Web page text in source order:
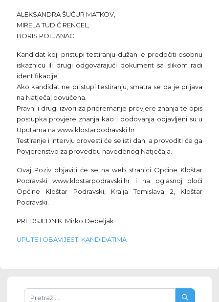
ALEKSANDRA ŠUĆUR MATKOV,
MIRELA TUDIĆ RENGEL,
BORIS POLJANAC.
Kandidat koji pristupi testiranju dužan je predočiti osobnu
iskaznicu ili drugi odgovarajući dokument sa slikom radi
identifikacije.
Ako kandidat ne pristupi testiranju, smatra se da je prijava
na Natječaj povučena.
Pravni i drugi izvori za pripremanje provjere znanja te opis
postupka provjere znanja kao i bodovanja objavljeni su u
Uputama na www.klostarpodravski.hr
Testiranje i intervju provesti će se isti dan, a provoditi će ga
Povjerenstvo za provedbu navedenog Natječaja.
Ovaj Poziv objaviti će se na web stranici Općine Kloštar
Podravski www.klostarpodravski.hr i na oglasnoj ploči
Općine Kloštar Podravski, Kralja Tomislava 2, Kloštar
Podravski.
PREDSJEDNIK: Mirko Debeljak
UPUTE I OBAVIJESTI KANDIDATIMA